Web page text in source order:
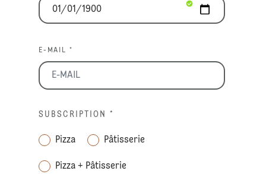
E-MAIL *
SUBSCRIPTION *
Pizza Pâtisserie
Pizza + Pâtisserie